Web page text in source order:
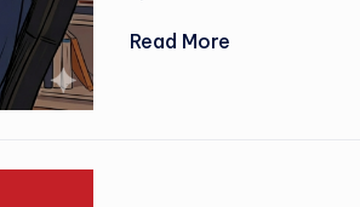
Read More